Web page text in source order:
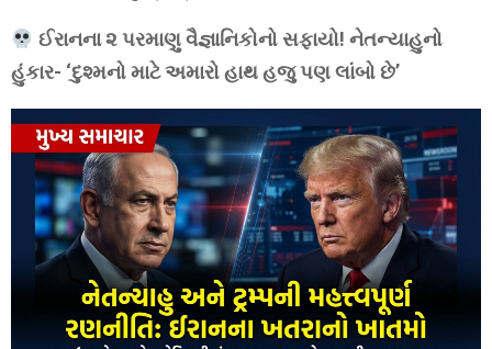
ઈરાનના ૨ પરમાણુ વૈજ્ઞાનિકોનો સફાયો! નેતન્યાહુનો
હુંકાર- ‘દુશ્મનો માટે અમારો હાથ હજુ પણ લાંબો છે’